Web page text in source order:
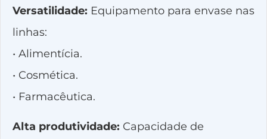
Versatilidade: Equipamento para envase nas
linhas:
• Alimentícia.
• Cosmética.
• Farmacêutica.
Alta produtividade: Capacidade de